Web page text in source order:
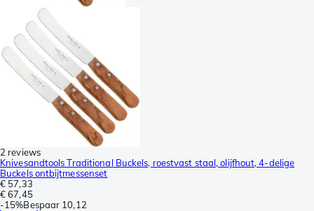
2 reviews
Knivesandtools Traditional Buckels, roestvast staal, olijfhout, 4-delige
Buckels ontbijtmessenset
€ 57,33
€ 67,45
-15%Bespaar 10,12